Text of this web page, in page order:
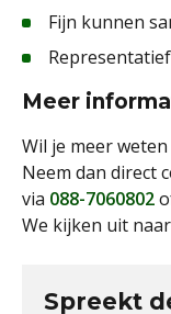
Fijn kunnen
Meer
Wil je meer
Neem dan direct
via 088-7060802
We kijken uit
Spreekt